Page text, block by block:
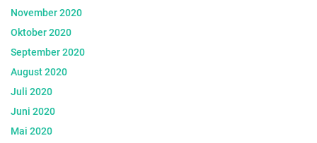
November 2020
Oktober 2020
September 2020
August 2020
Juli 2020
Juni 2020
Mai 2020